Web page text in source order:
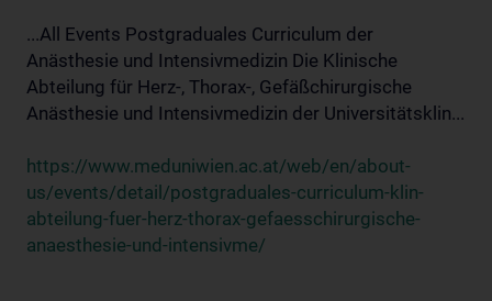
...All Events Postgraduales Curriculum der
Anästhesie und Intensivmedizin Die Klinische
Abteilung für Herz-, Thorax-, Gefäßchirurgische
Anästhesie und Intensivmedizin der Universitätsklin...
https://www.meduniwien.ac.at/web/en/about-
us/events/detail/postgraduales-curriculum-klin-
abteilung-fuer-herz-thorax-gefaesschirurgische-
anaesthesie-und-intensivme/